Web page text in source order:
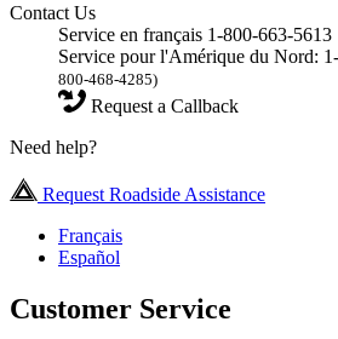
Contact Us
Service en français 1-800-663-5613
Service pour l'Amérique du Nord:
800-468-4285)
Request a Callback
Need help?
Request Roadside Assistance
Français
Español
Customer Service